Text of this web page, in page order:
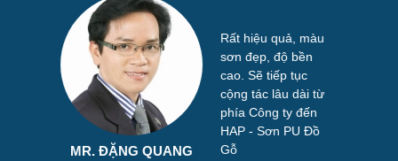
MR. ĐẶNG QUANG
Rất hiệu quả, màu
sơn đẹp, độ bền
cao. Sẽ tiếp tục
cộng tác lâu dài từ
phía Công ty đến
HAP - Sơn PU Đồ
Gỗ